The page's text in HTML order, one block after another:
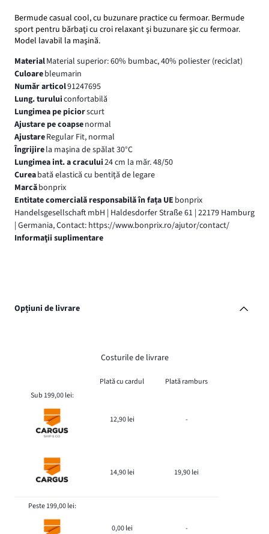
Bermude casual cool, cu buzunare practice cu fermoar. Bermude
sport pentru bărbaţi cu croi relaxant şi buzunare şic cu fermoar.
Model lavabil la maşină.
MaterialMaterial superior: 60% bumbac, 40% poliester (reciclat)
Culoarebleumarin
Număr articol91247695
Lung. turuluiconfortabilă
Lungimea pe piciorscurt
Ajustare pe coapsenormal
AjustareRegular Fit, normal
Îngrijirela maşina de spălat 30°C
Lungimea int. a cracului24 cm la măr. 48/50
Cureabată elastică cu bentiţă de legare
Marcăbonprix
Entitate comercială responsabilă în fața UE bonprix
Handelsgesellschaft mbH | Haldesdorfer Straße 61 | 22179 Hamburg
| Germania, Contact: https://www.bonprix.ro/ajutor/contact/
Informaţii suplimentare
Opțiuni de livrare
Costurile de livrare
Plată cu cardul
Plată ramburs
Sub 199,00 lei:
12,90 lei -
14,90 lei 19,90 lei
Peste 199,00 lei:
0,00 lei -